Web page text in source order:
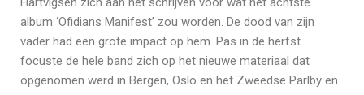
album ‘Ofidians Manifest’ zou worden. De dood van zijn
vader had een grote impact op hem. Pas in de herfst
focuste de hele band zich op het nieuwe materiaal dat
opgenomen werd in Bergen, Oslo en het Zweedse Pärlby en